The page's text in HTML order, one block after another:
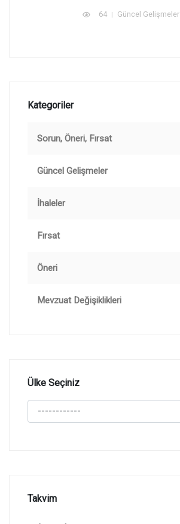
64 Güncel Gelişmeler
Kategoriler
Sorun, Öneri, Fırsat
Güncel Gelişmeler
İhaleler
Fırsat
Öneri
Mevzuat Değişiklikleri
Ülke Seçiniz
Takvim